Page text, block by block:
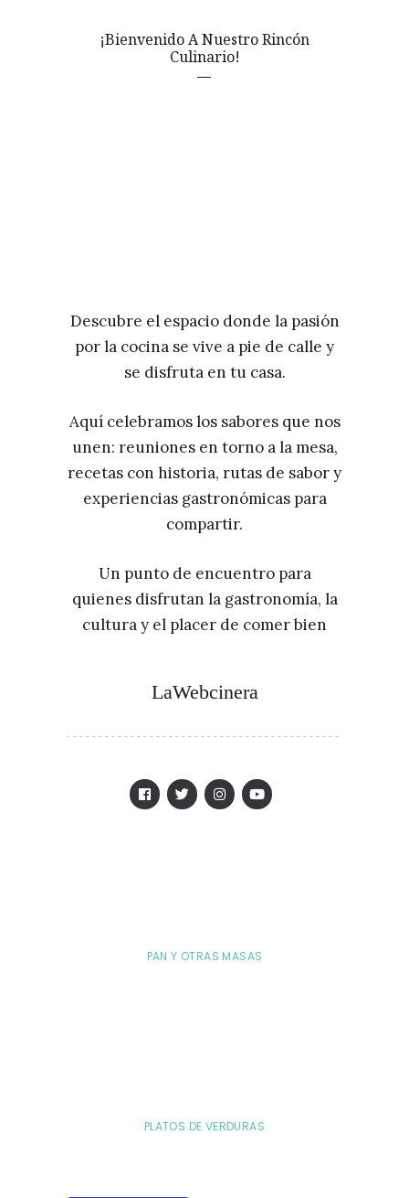
¡Bienvenido A Nuestro Rincón
Culinario!
Descubre el espacio donde la pasión
por la cocina se vive a pie de calle y
se disfruta en tu casa.
Aquí celebramos los sabores que nos
unen: reuniones en torno a la mesa,
recetas con historia, rutas de sabor y
experiencias gastronómicas para
compartir.
Un punto de encuentro para
quienes disfrutan la gastronomía, la
cultura y el placer de comer bien
LaWebcinera
PAN Y OTRAS MASAS
PLATOS DE VERDURAS